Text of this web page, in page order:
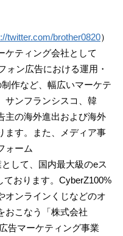
twitter.com/brother0820）
ケティング会社として
ォン広告における運用・
作など、幅広いマーケテ
サンフランシスコ、韓
主の海外進出および海外
ます。また、メディア事
ォーム
して、国内最大級のeス
おります。CyberZ100%
オンラインくじなどのオ
おこなう「株式会社
告マーケティング事業